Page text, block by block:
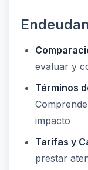
evaluar y
Términos
impacto
Tarifas y
prestar